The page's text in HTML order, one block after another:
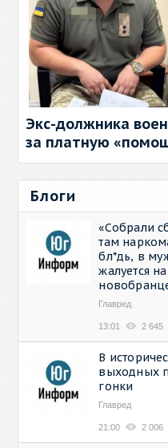
Экс-должника
за платную
Блоги
«Собрали
там
бл*дь, в
жалуется
Главред
13:01 2 645
В
выходных
гонки
Главред
21:00 2 006